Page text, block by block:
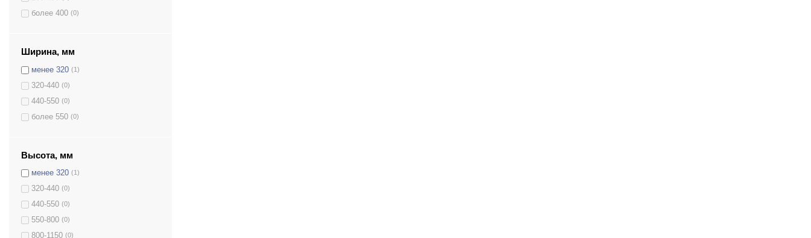
Слоновая кость
Темно-зеленый
Темно-синий
Черный
Черный/Бежевый
Черный/Кремовый
более 400 (0)
Ширина, мм
менее 320 (1)
320-440 (0)
440-550 (0)
более 550 (0)
Высота, мм
менее 320 (1)
320-440 (0)
440-550 (0)
550-800 (0)
800-1150 (0)